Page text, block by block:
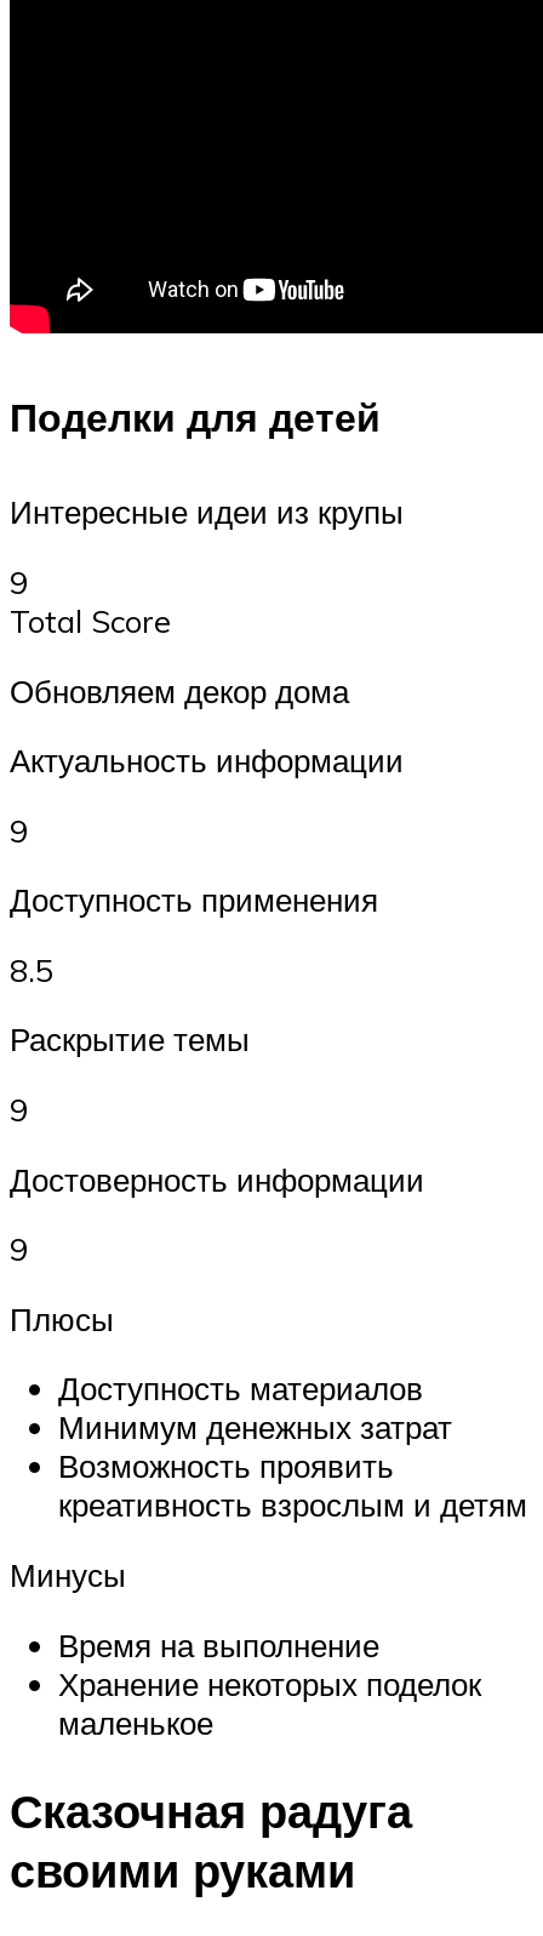
Поделки для детей
Интересные идеи из крупы
9
Total Score
Обновляем декор дома
Актуальность информации
9
Доступность применения
8.5
Раскрытие темы
9
Достоверность информации
9
Плюсы
Доступность материалов
Минимум денежных затрат
Возможность проявить
креативность взрослым и детям
Минусы
Время на выполнение
Хранение некоторых поделок
маленькое
Сказочная радуга
своими руками